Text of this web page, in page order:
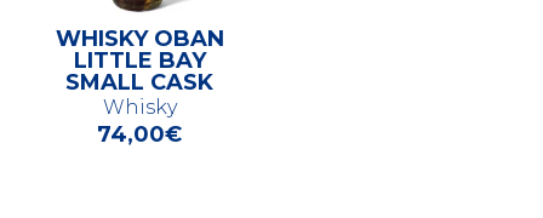
WHISKY OBAN
LITTLE BAY
SMALL CASK
Whisky
74,00€